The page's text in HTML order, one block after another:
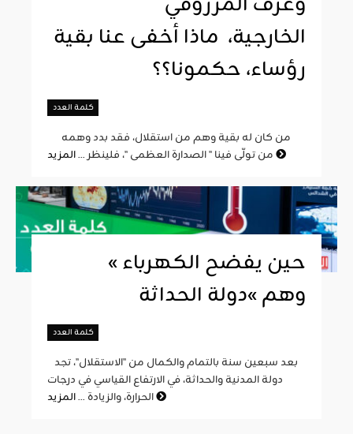
الخارجية، ماذا أخفى عنا بقية
رؤساء، حكمونا؟؟
كلمة العدد
من تولّى فينا " الصدارة العظمى "، فلينظر ...
« حين يفضح الكهرباء
وهم »دولة الحداثة
كلمة العدد
دولة المدنية والحداثة، في الارتفاع القياسي في درجات
الحرارة، والزيادة ...